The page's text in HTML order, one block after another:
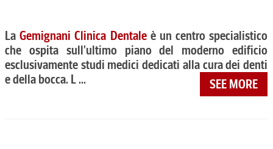
LaGemignani Clinica Dentaleè un centro specialistico
che ospita sull'ultimo piano del moderno edificio
esclusivamente studi medici dedicati alla cura dei denti
e della bocca. L ...
SEE MORE